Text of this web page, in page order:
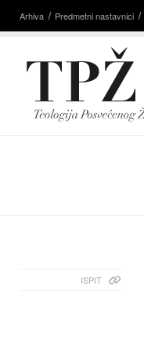
Arhiva Predmetni nastavnici
ISPIT